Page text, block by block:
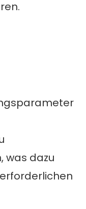
was dazu